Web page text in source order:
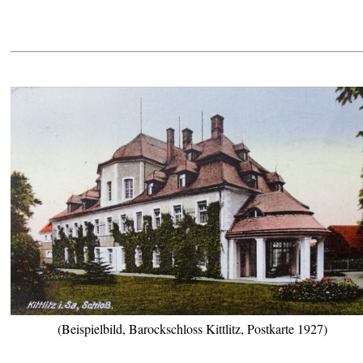
(Beispielbild, Barockschloss Kittlitz, Postkarte 1927)